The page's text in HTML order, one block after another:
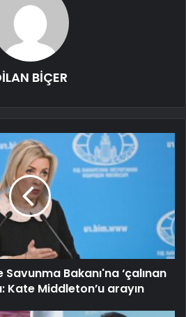
BİÇER
Bakanı'na ‘çalınan
Kate Middleton’u arayın